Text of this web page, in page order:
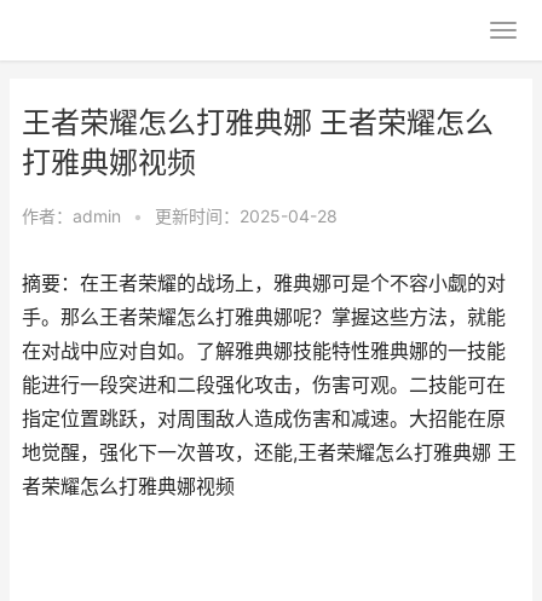
王者荣耀怎么打雅典娜 王者荣耀怎么
打雅典娜视频
作者： admin • 更新时间：2025-04-28
摘要：在王者荣耀的战场上，雅典娜可是个不容小觑的对
手。那么王者荣耀怎么打雅典娜呢？掌握这些方法，就能
在对战中应对自如。了解雅典娜技能特性雅典娜的一技能
能进行一段突进和二段强化攻击，伤害可观。二技能可在
指定位置跳跃，对周围敌人造成伤害和减速。大招能在原
地觉醒，强化下一次普攻，还能,王者荣耀怎么打雅典娜 王
者荣耀怎么打雅典娜视频